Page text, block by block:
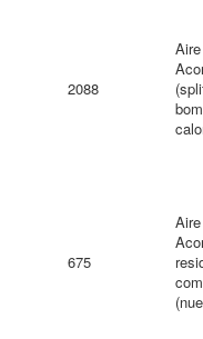
2088
Aire
675
Aire